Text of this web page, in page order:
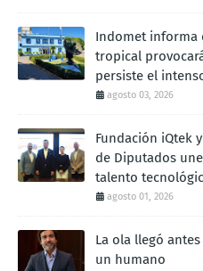
Indomet informa
tropical
persiste el
agosto 03, 2026
Fundación iQtek
de Diputados
talento
agosto 01, 2026
La ola llegó
un humano